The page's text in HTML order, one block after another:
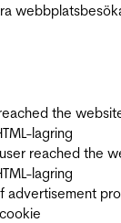
the
lagring
reached the
lagring